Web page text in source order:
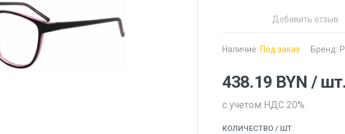
Добавить отзыв
Наличие: Под заказ Бренд:
438.19 BYN / шт.
с учетом НДС 20%
КОЛИЧЕСТВО / ШТ.